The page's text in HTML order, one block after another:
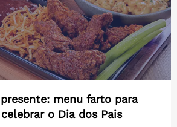
menu farto para
o Dia dos Pais